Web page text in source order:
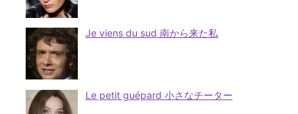
Je viens du sud 南から来た私
Le petit guépard 小さなチーター